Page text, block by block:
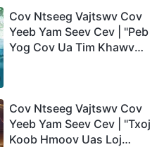
Cov Ntseeg Vajtswv Cov
Yeeb Yam Seev Cev | "Peb
Yog Cov Ua Tim Khawv
Cov Ntseeg Vajtswv Cov
Yeeb Yam Seev Cev | "Txoj
Koob Hmoov Uas Loj